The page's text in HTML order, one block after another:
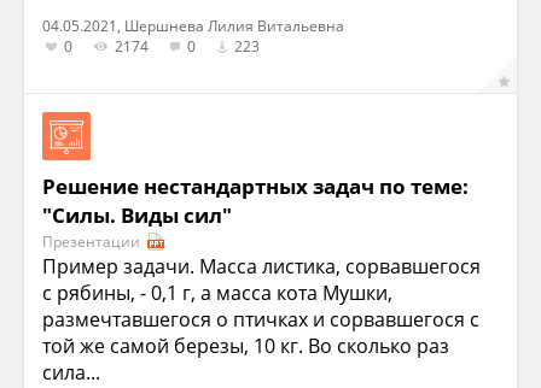
04.05.2021, Шершнева Лилия Витальевна
0
2174 0 223
Решение нестандартных задач по теме:
"Силы. Виды сил"
Презентации
Пример задачи. Масса листика, сорвавшегося
с рябины, - 0,1 г, а масса кота Мушки,
размечтавшегося о птичках и сорвавшегося с
той же самой березы, 10 кг. Во сколько раз
сила...